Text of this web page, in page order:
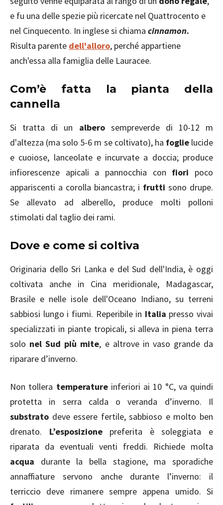
e fu una delle spezie più ricercate nel Quattrocento e
nel Cinquecento. In inglese si chiama cinnamon.
Risulta parente dell'alloro, perché appartiene
anch'essa alla famiglia delle Lauracee.
Com’è fatta la pianta della
cannella
Si tratta di un alberosempreverde di 10-12 m
d'altezza (ma solo 5-6 m se coltivato), ha foglielucide
e cuoiose, lanceolate e incurvate a doccia; produce
infiorescenze apicali a pannocchia con fiori poco
appariscenti a corolla biancastra; i frutti sono drupe.
Se allevato ad alberello, produce molti polloni
stimolati dal taglio dei rami.
Dove e come si coltiva
Originaria dello Sri Lanka e del Sud dell'India, è oggi
coltivata anche in Cina meridionale, Madagascar,
Brasile e nelle isole dell'Oceano Indiano, su terreni
sabbiosi lungo i fiumi. Reperibile in Italia presso vivai
specializzati in piante tropicali, si alleva in piena terra
solo nel Sud più mite, e altrove in vaso grande da
riparare d’inverno.
Non tollera temperatureinferiori ai 10 °C, va quindi
protetta in serra calda o veranda d’inverno. Il
substrato deve essere fertile, sabbioso e molto ben
drenato. L’esposizionepreferita è soleggiata e
riparata da eventuali venti freddi. Richiede molta
acqua durante la bella stagione, ma sporadiche
annaffiature servono anche durante l’inverno: il
terriccio deve rimanere sempre appena umido. Si